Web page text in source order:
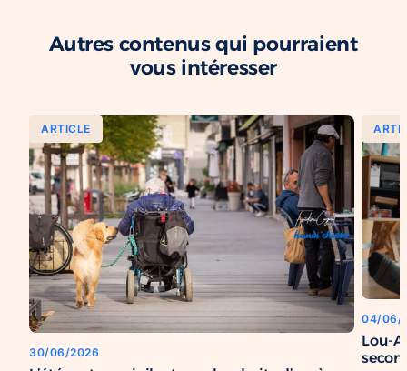
Autres contenus qui pourraient
vous intéresser
ARTICLE
30/06/2026
04/06/
Lou-